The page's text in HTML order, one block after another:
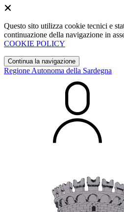
Questo sito utilizza cookie tecnici e
continuazione della navigazione in
COOKIE POLICY
Continua la navigazione
Regione Autonoma della Sardegna